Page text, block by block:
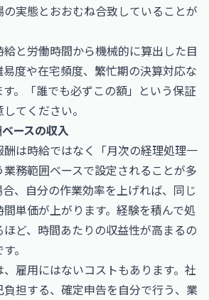
実態とおおむね合致していることが
と労働時間から機械的に算出した目
度や在宅頻度、繁忙期の決算対応な
。「誰でも必ずこの額」という保証
てください。
ースの収入
は時給ではなく「月次の経理処理一
務範囲ベースで設定されることが多
、自分の作業効率を上げれば、同じ
単価が上がります。経験を積んで処
ど、時間あたりの収益性が高まるの
。
雇用にはないコストもあります。社
担する、確定申告を自分で行う、業